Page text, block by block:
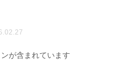
が含まれています